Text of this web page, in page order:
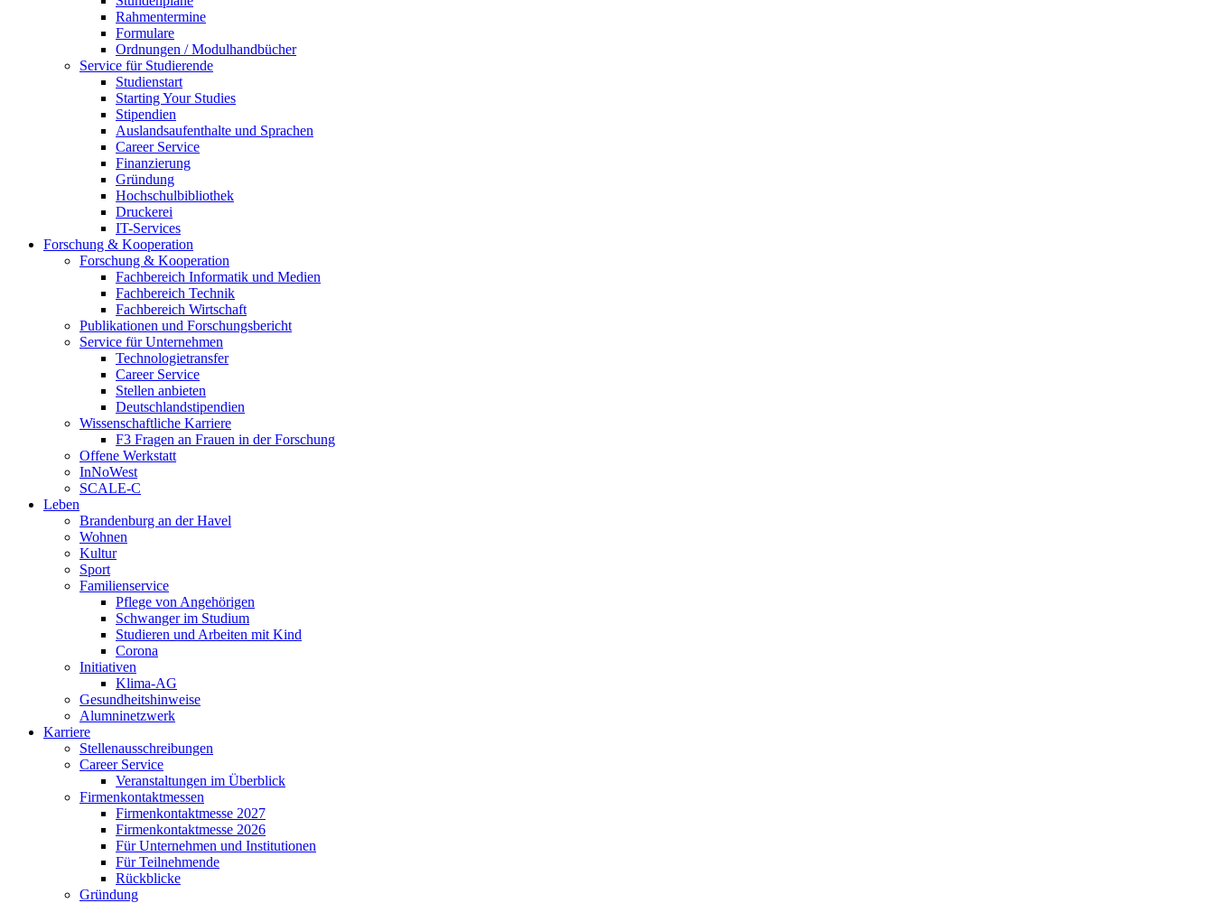
Rahmentermine
Formulare
Ordnungen / Modulhandbücher
Service für Studierende
Studienstart
Starting Your Studies
Stipendien
Auslandsaufenthalte und Sprachen
Career Service
Finanzierung
Gründung
Hochschulbibliothek
Druckerei
IT-Services
Forschung & Kooperation
Forschung & Kooperation
Fachbereich Informatik und Medien
Fachbereich Technik
Fachbereich Wirtschaft
Publikationen und Forschungsbericht
Service für Unternehmen
Technologietransfer
Career Service
Stellen anbieten
Deutschlandstipendien
Wissenschaftliche Karriere
F3 Fragen an Frauen in der Forschung
Offene Werkstatt
InNoWest
SCALE-C
Leben
Brandenburg an der Havel
Wohnen
Kultur
Sport
Familienservice
Pflege von Angehörigen
Schwanger im Studium
Studieren und Arbeiten mit Kind
Corona
Initiativen
Klima-AG
Gesundheitshinweise
Alumninetzwerk
Karriere
Stellenausschreibungen
Career Service
Veranstaltungen im Überblick
Firmenkontaktmessen
Firmenkontaktmesse 2027
Firmenkontaktmesse 2026
Für Unternehmen und Institutionen
Für Teilnehmende
Rückblicke
Gründung